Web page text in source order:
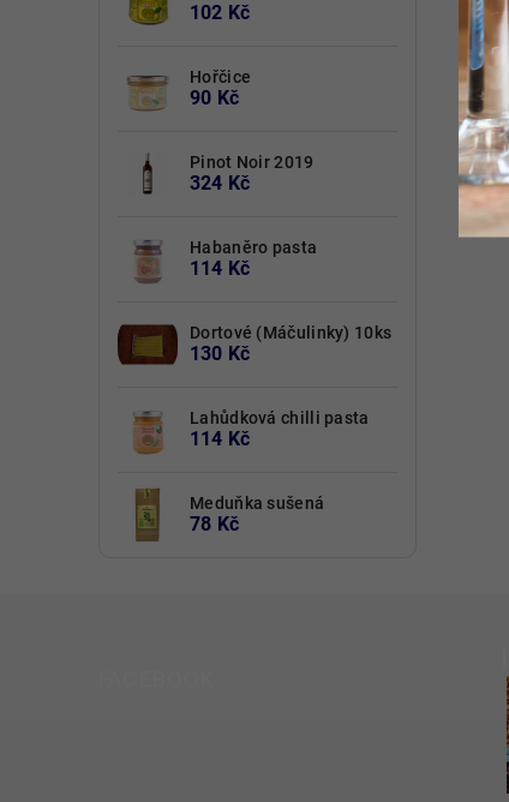
102 Kč
Hořčice
90 Kč
Pinot Noir 2019
324 Kč
Habaněro pasta
114 Kč
Dortové (Máčulinky) 10ks
130 Kč
Lahůdková chilli pasta
114 Kč
Meduňka sušená
78 Kč